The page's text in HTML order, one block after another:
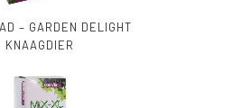
– GARDEN DELIGHT
KNAAGDIER